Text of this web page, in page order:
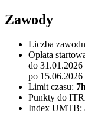
Zawody
Liczba
Opłata
do
po 15.06.2026
Limit czasu:
Punkty do
Index UMTB: